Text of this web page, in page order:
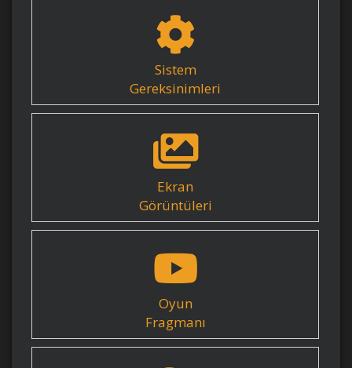
Sistem
Gereksinimleri
Ekran
Görüntüleri
Oyun
Fragmanı